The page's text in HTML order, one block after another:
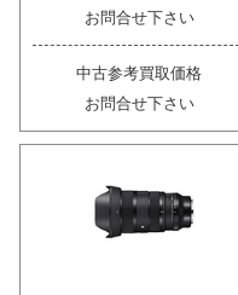
お問合せ下さい
中古参考買取価格
お問合せ下さい